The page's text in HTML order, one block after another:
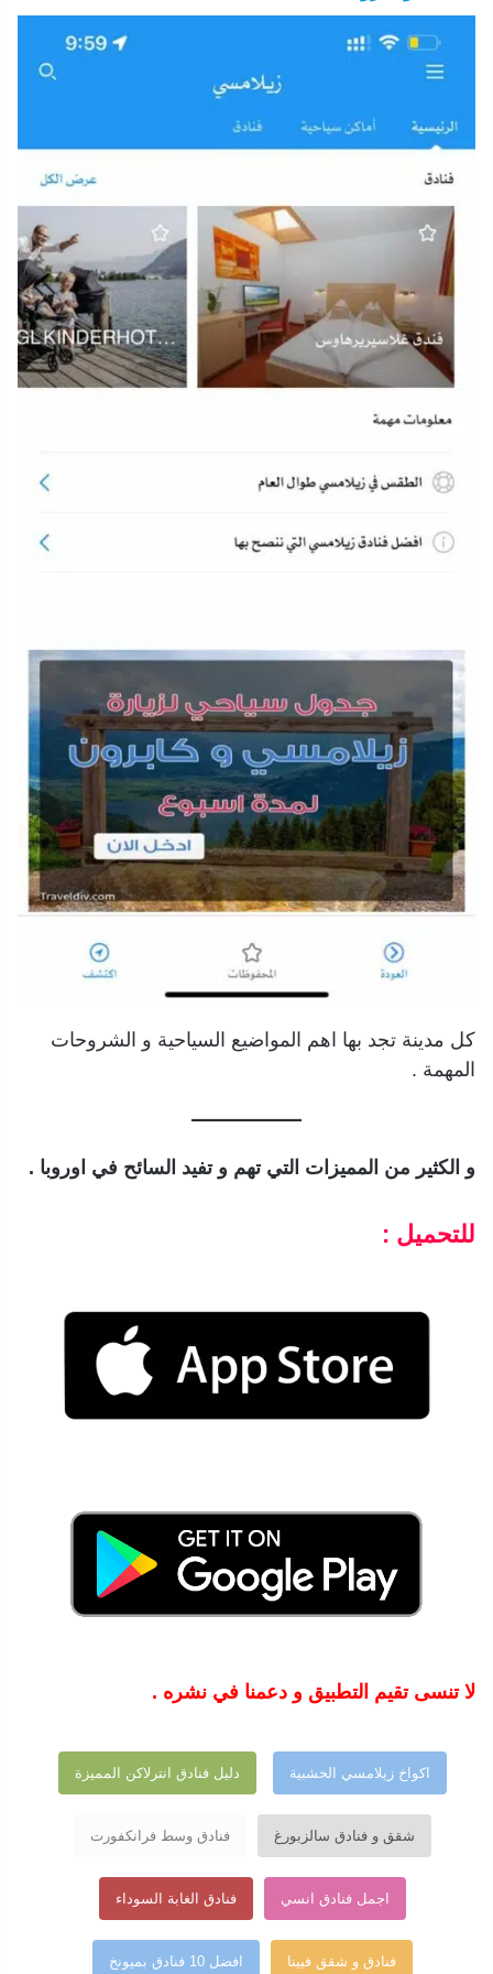
كل مدينة تجد بها اهم المواضيع السياحية و الشروحات
المهمة .
و الكثير من المميزات التي تهم و تفيد السائح في اوروبا .
للتحميل :
لا تنسى تقيم التطبيق و دعمنا في نشره .
اكواخ زيلامسي الخشبية دليل فنادق انترلاكن المميزة
شقق و فنادق سالزبورغ فنادق وسط فرانكفورت
اجمل فنادق انسي فنادق الغابة السوداء
فنادق و شقق فيينا افضل 10 فنادق بميونخ